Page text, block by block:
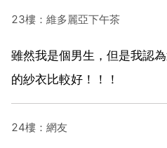
23樓：維多麗亞下午茶
雖然我是個男生，但是我認
的紗衣比較好！！！
24樓：網友